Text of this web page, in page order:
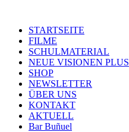
STARTSEITE
FILME
SCHULMATERIAL
NEUE VISIONEN PLUS
SHOP
NEWSLETTER
ÜBER UNS
KONTAKT
AKTUELL
Bar Buñuel